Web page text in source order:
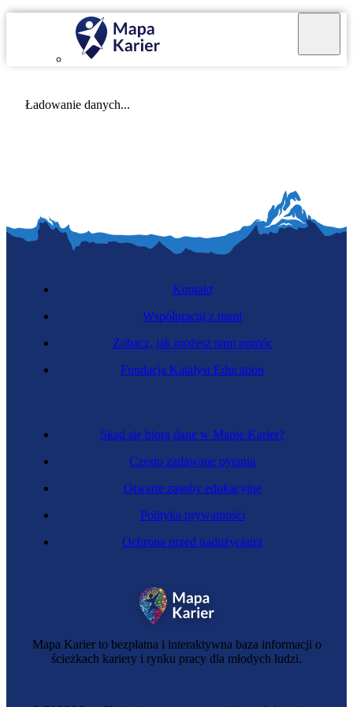
Ładowanie danych...
Mapa Karier to bezpłatna i interaktywna baza informacji o
ścieżkach kariery i rynku pracy dla młodych ludzi.
Skąd się biorą dane w Mapie Karier?
Często zadawane pytania
Otwarte zasoby edukacyjne
Polityka prywatności
Ochrona przed nadużyciami
Kontakt
Współpracuj z nami
Zobacz, jak możesz nam pomóc
Fundacja Katalyst Education